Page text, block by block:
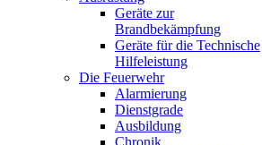
Geräte zur
Brandbekämpfung
Geräte für die Technische
Hilfeleistung
Die Feuerwehr
Alarmierung
Dienstgrade
Ausbildung
Chronik